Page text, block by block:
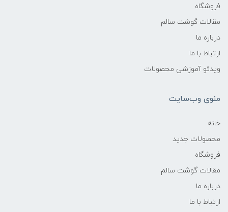
فروشگاه
مقالات گوشت سالم
درباره ما
ارتباط با ما
ویدئو آموزشی محصولات
منوی وب‌سایت
خانه
محصولات جدید
فروشگاه
مقالات گوشت سالم
درباره ما
ارتباط با ما